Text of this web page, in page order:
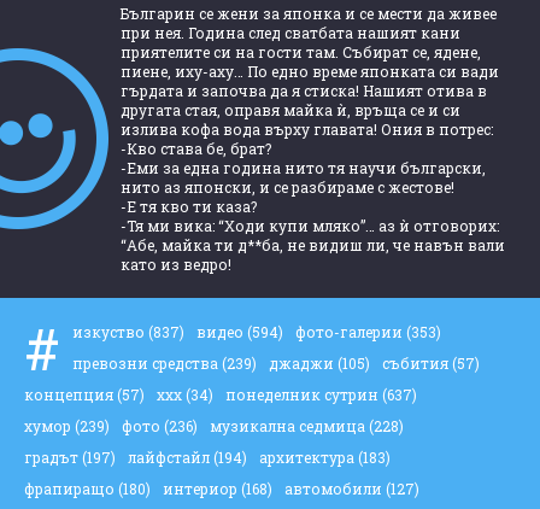
Българин се жени за японка и се мести да живее
при нея. Година след сватбата нашият кани
приятелите си на гости там. Събират се, ядене,
пиене, иху-аху… По едно време японката си вади
гърдата и започва да я стиска! Нашият отива в
другата стая, оправя майка ѝ, връща се и си
излива кофа вода върху главата! Ония в потрес:
-Кво става бе, брат?
-Еми за една година нито тя научи български,
нито аз японски, и се разбираме с жестове!
-Е тя кво ти каза?
-Тя ми вика: “Ходи купи мляко”… аз ѝ отговорих:
“Абе, майка ти д**ба, не видиш ли, че навън вали
като из ведро!
# изкуство (837) видео (594) фото-галерии (353)
превозни средства (239) джаджи (105) събития(57)
концепция(57) ххх(34) понеделник сутрин (637)
хумор (239) фото (236) музикална седмица (228)
градът(197) лайфстайл(194) архитектура (183)
фрапиращо (180) интериор (168) автомобили (127)